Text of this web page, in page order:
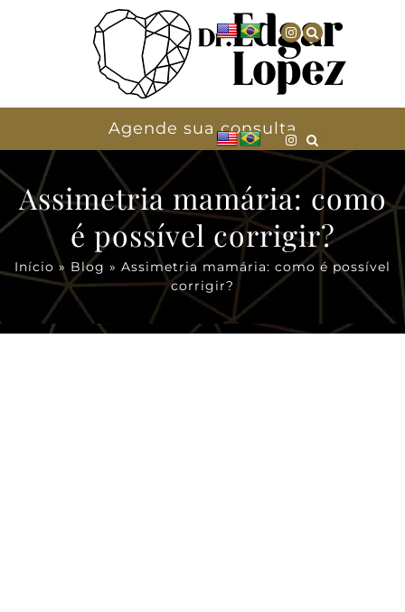
Agende sua consulta
Assimetria mamária: como
é possível corrigir?
Início » Blog » Assimetria mamária: como é possível
corrigir?